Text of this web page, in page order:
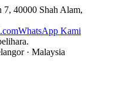
40000 Shah Alam,
WhatsApp Kami
· Malaysia